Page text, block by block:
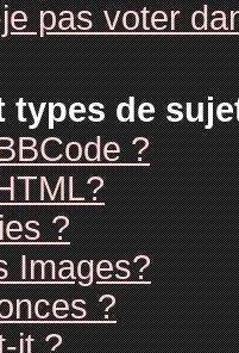
pas voter
types de
?
?
Images?
?